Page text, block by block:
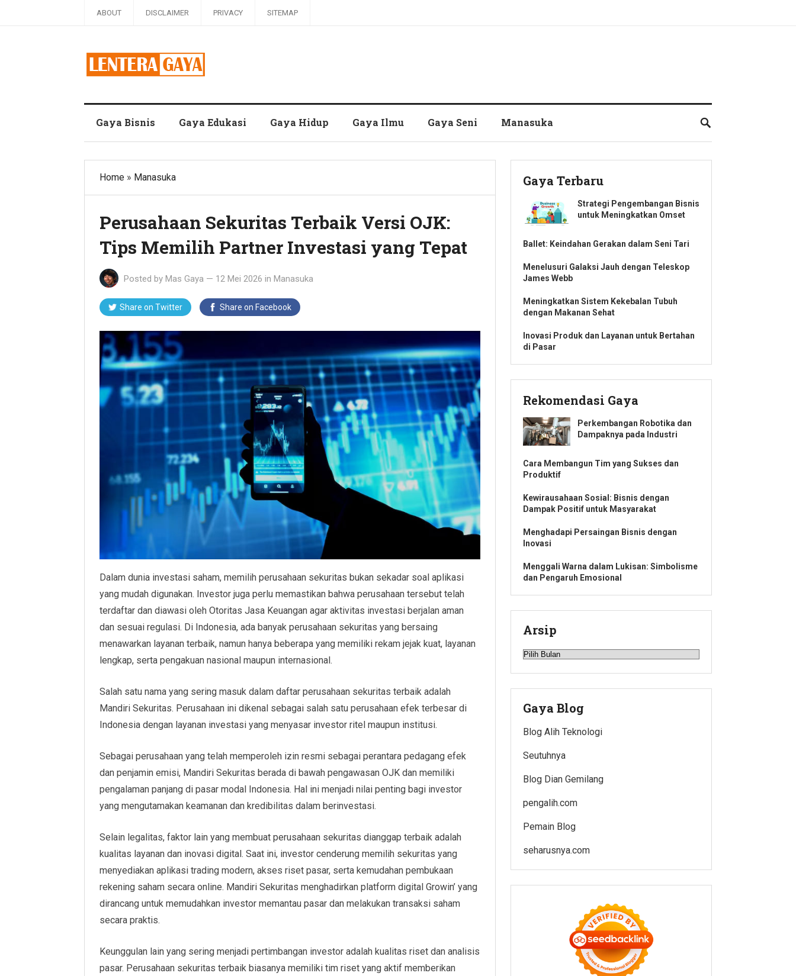
ABOUT DISCLAIMER PRIVACY SITEMAP
Gaya Bisnis Gaya Edukasi Gaya Hidup Gaya Ilmu Gaya Seni Manasuka
Home » Manasuka
Perusahaan Sekuritas Terbaik Versi OJK:
Tips Memilih Partner Investasi yang Tepat
Posted by Mas Gaya — 12 Mei 2026 in Manasuka
Share on Twitter Share on Facebook
Dalam dunia investasi saham, memilih perusahaan sekuritas bukan sekadar soal aplikasi
yang mudah digunakan. Investor juga perlu memastikan bahwa perusahaan tersebut telah
terdaftar dan diawasi oleh Otoritas Jasa Keuangan agar aktivitas investasi berjalan aman
dan sesuai regulasi. Di Indonesia, ada banyak perusahaan sekuritas yang bersaing
menawarkan layanan terbaik, namun hanya beberapa yang memiliki rekam jejak kuat, layanan
lengkap, serta pengakuan nasional maupun internasional.
Salah satu nama yang sering masuk dalam daftar perusahaan sekuritas terbaik adalah
Mandiri Sekuritas. Perusahaan ini dikenal sebagai salah satu perusahaan efek terbesar di
Indonesia dengan layanan investasi yang menyasar investor ritel maupun institusi.
Sebagai perusahaan yang telah memperoleh izin resmi sebagai perantara pedagang efek
dan penjamin emisi, Mandiri Sekuritas berada di bawah pengawasan OJK dan memiliki
pengalaman panjang di pasar modal Indonesia. Hal ini menjadi nilai penting bagi investor
yang mengutamakan keamanan dan kredibilitas dalam berinvestasi.
Selain legalitas, faktor lain yang membuat perusahaan sekuritas dianggap terbaik adalah
kualitas layanan dan inovasi digital. Saat ini, investor cenderung memilih sekuritas yang
menyediakan aplikasi trading modern, akses riset pasar, serta kemudahan pembukaan
rekening saham secara online. Mandiri Sekuritas menghadirkan platform digital Growin’ yang
dirancang untuk memudahkan investor memantau pasar dan melakukan transaksi saham
secara praktis.
Keunggulan lain yang sering menjadi pertimbangan investor adalah kualitas riset dan analisis
pasar. Perusahaan sekuritas terbaik biasanya memiliki tim riset yang aktif memberikan
Gaya Terbaru
Strategi Pengembangan Bisnis
untuk Meningkatkan Omset
Ballet: Keindahan Gerakan dalam Seni Tari
Menelusuri Galaksi Jauh dengan Teleskop
James Webb
Meningkatkan Sistem Kekebalan Tubuh
dengan Makanan Sehat
Inovasi Produk dan Layanan untuk Bertahan
di Pasar
Rekomendasi Gaya
Perkembangan Robotika dan
Dampaknya pada Industri
Cara Membangun Tim yang Sukses dan
Produktif
Kewirausahaan Sosial: Bisnis dengan
Dampak Positif untuk Masyarakat
Menghadapi Persaingan Bisnis dengan
Inovasi
Menggali Warna dalam Lukisan: Simbolisme
dan Pengaruh Emosional
Arsip
Arsip
Gaya Blog
Blog Alih Teknologi
Seutuhnya
Blog Dian Gemilang
pengalih.com
Pemain Blog
seharusnya.com